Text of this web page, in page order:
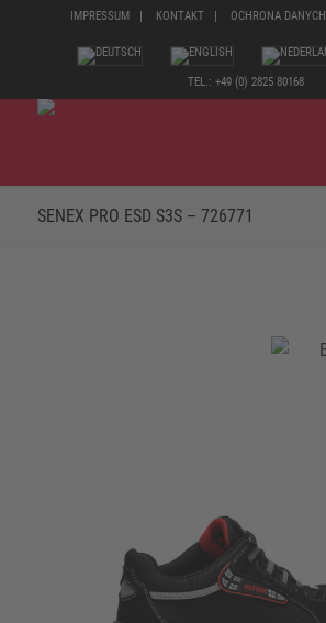
IMPRESSUM KONTAKT OCHRONA DANYCH
TEL.: +49 (0) 2825 80168
SENEX PRO ESD S3S – 726771